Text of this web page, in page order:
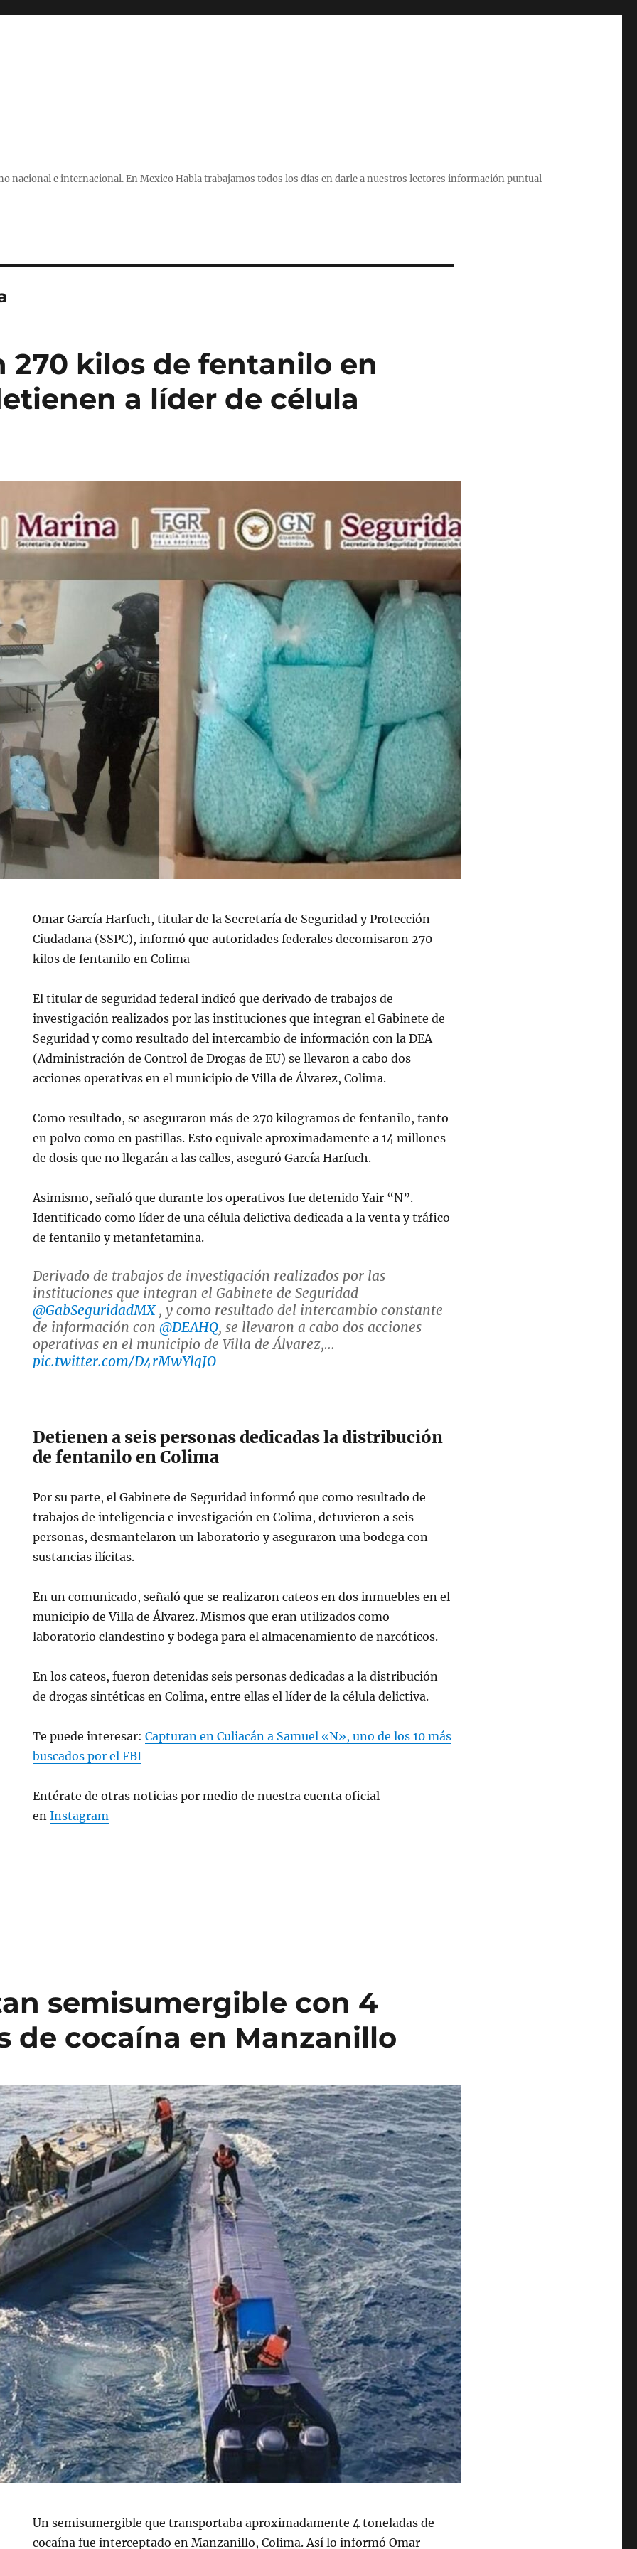
nacional e internacional. En Mexico Habla trabajamos todos los días en darle a nuestros lectores información puntual
270 kilos de fentanilo en
a líder de célula
Omar García Harfuch, titular de la Secretaría de Seguridad y Protección
Ciudadana (SSPC), informó que autoridades federales decomisaron 270
kilos de fentanilo en Colima
El titular de seguridad federal indicó que derivado de trabajos de
investigación realizados por las instituciones que integran el Gabinete de
Seguridad y como resultado del intercambio de información con la DEA
(Administración de Control de Drogas de EU) se llevaron a cabo dos
acciones operativas en el municipio de Villa de Álvarez, Colima.
Como resultado, se aseguraron más de 270 kilogramos de fentanilo, tanto
en polvo como en pastillas. Esto equivale aproximadamente a 14 millones
de dosis que no llegarán a las calles, aseguró García Harfuch.
Asimismo, señaló que durante los operativos fue detenido Yair “N”.
Identificado como líder de una célula delictiva dedicada a la venta y tráfico
de fentanilo y metanfetamina.
Derivado de trabajos de investigación realizados por las
instituciones que integran el Gabinete de Seguridad
@GabSeguridadMX, y como resultado del intercambio constante
de información con@DEAHQ, se llevaron a cabo dos acciones
operativas en el municipio de Villa de Álvarez,…
pic.twitter.com/D4rMwYlqJO
Detienen a seis personas dedicadas la distribución
de fentanilo en Colima
Por su parte, el Gabinete de Seguridad informó que como resultado de
trabajos de inteligencia e investigación en Colima, detuvieron a seis
personas, desmantelaron un laboratorio y aseguraron una bodega con
sustancias ilícitas.
En un comunicado, señaló que se realizaron cateos en dos inmuebles en el
municipio de Villa de Álvarez. Mismos que eran utilizados como
laboratorio clandestino y bodega para el almacenamiento de narcóticos.
En los cateos, fueron detenidas seis personas dedicadas a la distribución
de drogas sintéticas en Colima, entre ellas el líder de la célula delictiva.
Te puede interesar:Capturan en Culiacán a Samuel «N», uno de los 10 más
buscados por el FBI
Entérate de otras noticias por medio de nuestra cuenta oficial
enInstagram
semisumergible con 4
de cocaína en Manzanillo
Un semisumergible que transportaba aproximadamente 4 toneladas de
cocaína fue interceptado en Manzanillo, Colima. Así lo informó Omar